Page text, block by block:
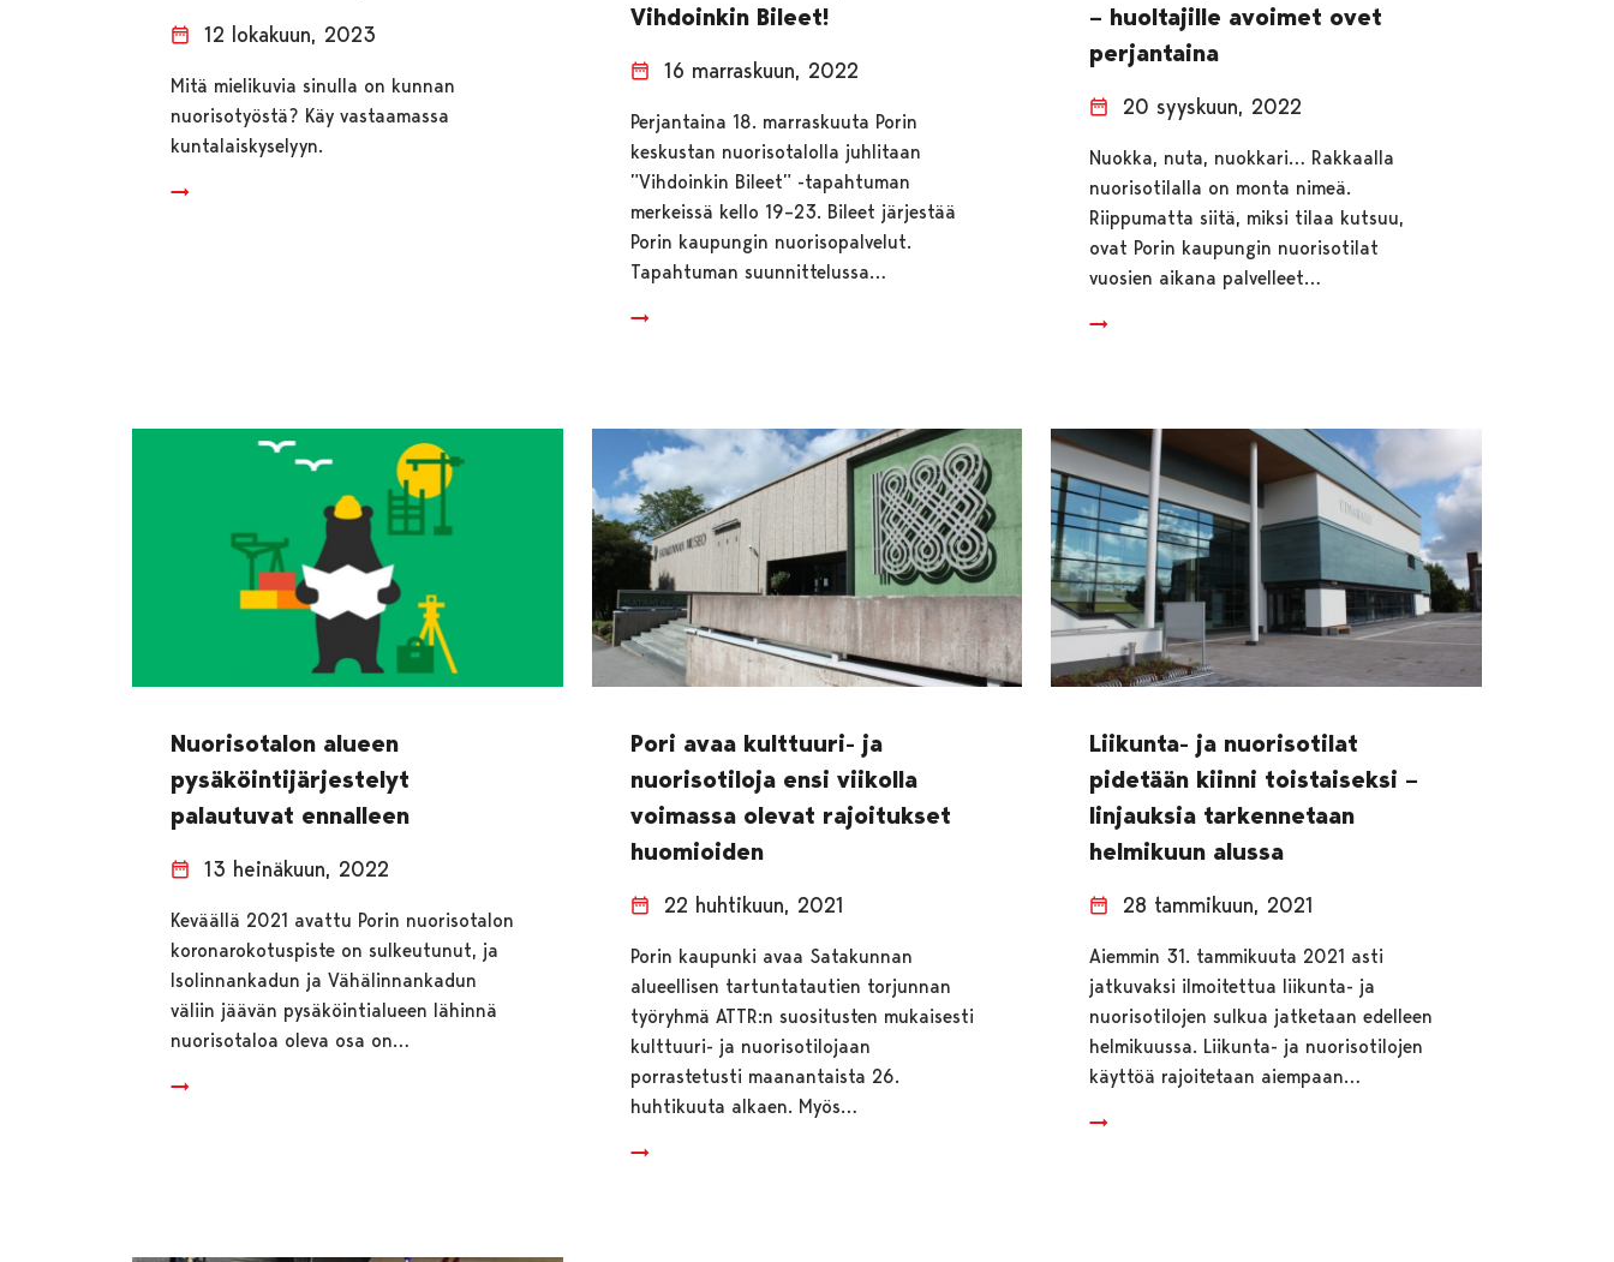
12 lokakuun, 2023
Mitä mielikuvia sinulla on kunnan
nuorisotyöstä? Käy vastaamassa
kuntalaiskyselyyn.
Vihdoinkin Bileet!
16 marraskuun, 2022
Perjantaina 18. marraskuuta Porin
keskustan nuorisotalolla juhlitaan
”Vihdoinkin Bileet” -tapahtuman
merkeissä kello 19–23. Bileet järjestää
Porin kaupungin nuorisopalvelut.
Tapahtuman suunnittelussa…
– huoltajille avoimet ovet
perjantaina
20 syyskuun, 2022
Nuokka, nuta, nuokkari… Rakkaalla
nuorisotilalla on monta nimeä.
Riippumatta siitä, miksi tilaa kutsuu,
ovat Porin kaupungin nuorisotilat
vuosien aikana palvelleet…
Nuorisotalon alueen
pysäköintijärjestelyt
palautuvat ennalleen
13 heinäkuun, 2022
Keväällä 2021 avattu Porin nuorisotalon
koronarokotuspiste on sulkeutunut, ja
Isolinnankadun ja Vähälinnankadun
väliin jäävän pysäköintialueen lähinnä
nuorisotaloa oleva osa on…
Pori avaa kulttuuri- ja
nuorisotiloja ensi viikolla
voimassa olevat rajoitukset
huomioiden
22 huhtikuun, 2021
Porin kaupunki avaa Satakunnan
alueellisen tartuntatautien torjunnan
työryhmä ATTR:n suositusten mukaisesti
kulttuuri- ja nuorisotilojaan
porrastetusti maanantaista 26.
huhtikuuta alkaen. Myös…
Liikunta- ja nuorisotilat
pidetään kiinni toistaiseksi –
linjauksia tarkennetaan
helmikuun alussa
28 tammikuun, 2021
Aiemmin 31. tammikuuta 2021 asti
jatkuvaksi ilmoitettua liikunta- ja
nuorisotilojen sulkua jatketaan edelleen
helmikuussa. Liikunta- ja nuorisotilojen
käyttöä rajoitetaan aiempaan…